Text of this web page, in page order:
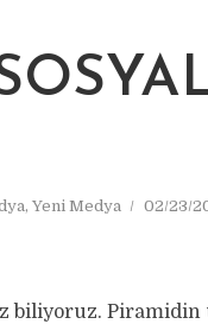
, Yeni Medya 02/23/
Piramidin